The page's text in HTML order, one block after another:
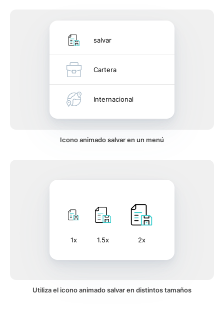
salvar
Cartera
Internacional
Icono animado salvar en un menú
1x 1.5x 2x
Utiliza el icono animado salvar en distintos tamaños